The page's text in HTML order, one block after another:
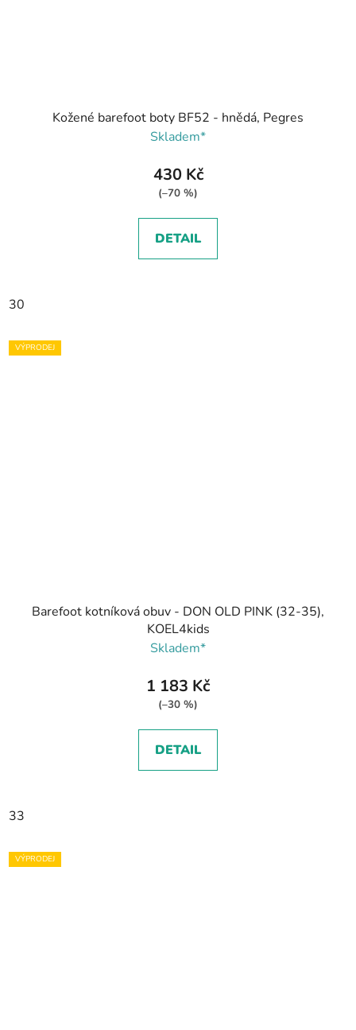
Kožené barefoot boty BF52 - hnědá, Pegres
Skladem*
430 Kč
(–70 %)
DETAIL
30
VÝPRODEJ
Barefoot kotníková obuv - DON OLD PINK (32-35),
KOEL4kids
Skladem*
1 183 Kč
(–30 %)
DETAIL
33
VÝPRODEJ